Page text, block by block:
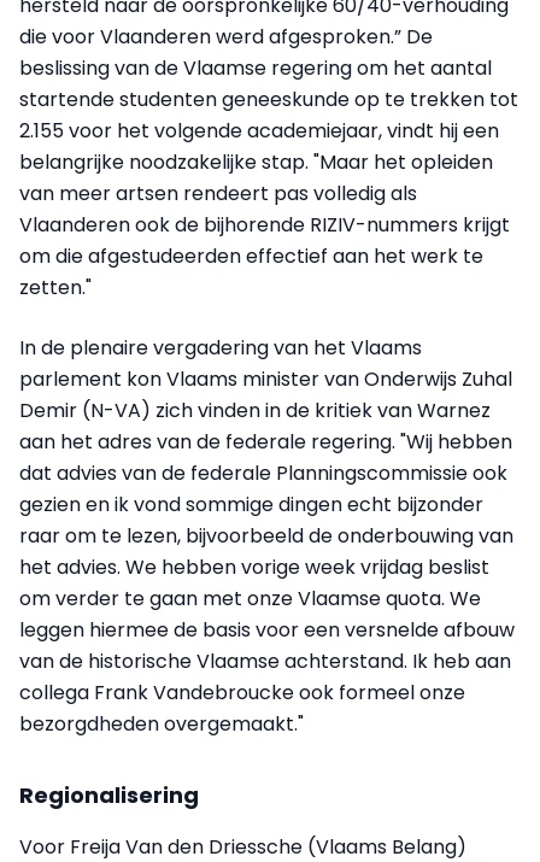
die voor Vlaanderen werd afgesproken.” De
beslissing van de Vlaamse regering om het aantal
startende studenten geneeskunde op te trekken tot
2.155 voor het volgende academiejaar, vindt hij een
belangrijke noodzakelijke stap. "Maar het opleiden
van meer artsen rendeert pas volledig als
Vlaanderen ook de bijhorende RIZIV-nummers krijgt
om die afgestudeerden effectief aan het werk te
zetten."
In de plenaire vergadering van het Vlaams
parlement kon Vlaams minister van Onderwijs Zuhal
Demir (N-VA) zich vinden in de kritiek van Warnez
aan het adres van de federale regering. "Wij hebben
dat advies van de federale Planningscommissie ook
gezien en ik vond sommige dingen echt bijzonder
raar om te lezen, bijvoorbeeld de onderbouwing van
het advies. We hebben vorige week vrijdag beslist
om verder te gaan met onze Vlaamse quota. We
leggen hiermee de basis voor een versnelde afbouw
van de historische Vlaamse achterstand. Ik heb aan
collega Frank Vandebroucke ook formeel onze
bezorgdheden overgemaakt."
Regionalisering
Voor Freija Van den Driessche (Vlaams Belang)